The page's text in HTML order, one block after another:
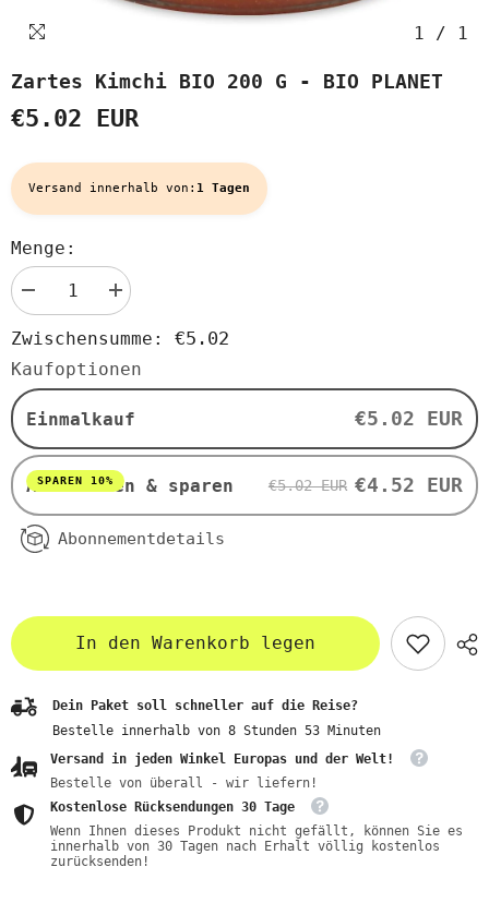
1 / 1
Zartes Kimchi BIO 200 G - BIO PLANET
€5.02 EUR
Versand innerhalb von: 1 Tagen
Menge:
verringern
für
Zartes
Kimchi
BIO
200
g
-
BIO
PLANET
Menge
erhöhen
Zartes
Kimchi
BIO
200
g
-
BIO
PLANET
Zwischensumme: €5.02
Kaufoptionen
Einmalkauf €5.02 EUR
Abonnieren & sparen
SPAREN 10% €5.02 EUR €4.52 EUR
Abonnementdetails
In den Warenkorb legen
Dein Paket soll schneller auf die Reise?
Bestelle innerhalb von 8 Stunden 53 Minuten
Versand in jeden Winkel Europas und der Welt!
Bestelle von überall - wir liefern!
Kostenlose Rücksendungen 30 Tage
Wenn Ihnen dieses Produkt nicht gefällt, können Sie es
innerhalb von 30 Tagen nach Erhalt völlig kostenlos
zurücksenden!